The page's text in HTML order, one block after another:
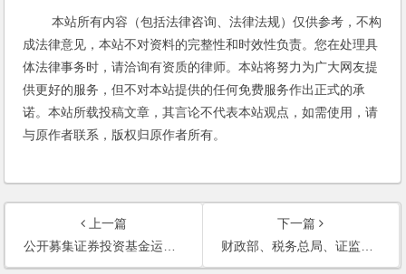
本站所有内容（包括法律咨询、法律法规）仅供参考，不构
成法律意见，本站不对资料的完整性和时效性负责。您在处理具
体法律事务时，请洽询有资质的律师。本站将努力为广大网友提
供更好的服务，但不对本站提供的任何免费服务作出正式的承
诺。本站所载投稿文章，其言论不代表本站观点，如需使用，请
与原作者联系，版权归原作者所有。
上一篇
公开募集证券投资基金运作指引第2号 ——基金中基金指引
下一篇
财政部、税务总局、证监会关于创新企业境内发行存托凭证试点阶段有关税收政策的公告